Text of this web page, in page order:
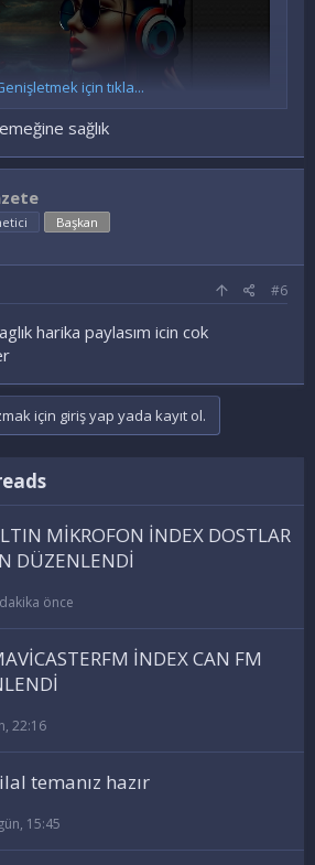
gizlenmiş link,görmek için
yap veya üye ol.
için tıkla...
sağlık
Başkan
#6
harika paylasım icin cok
için giriş yap yada kayıt ol.
MİKROFON İNDEX DOSTLAR
DÜZENLENDİ
önce
İNDEX CAN FM
22:16
temanız hazır
15:45